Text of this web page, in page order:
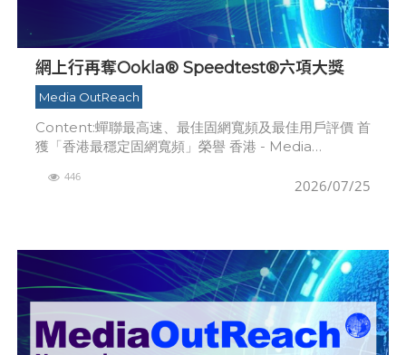
網上行再奪Ookla® Speedtest®六項大獎
Media OutReach
Content:蟬聯最高速、最佳固網寬頻及最佳用戶評價 首
獲「香港最穩定固網寬頻」榮譽 香港 - Media
2026/07/25
446